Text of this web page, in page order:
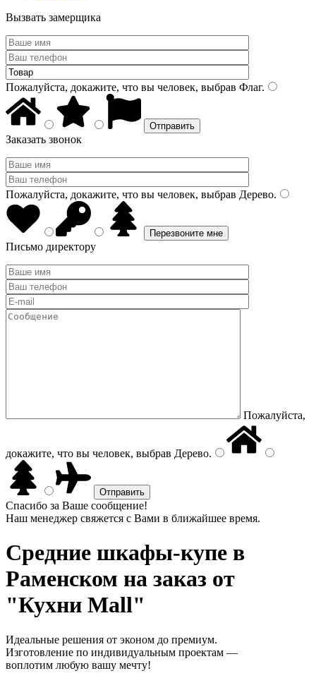
Вызвать замерщика
Пожалуйста, докажите, что вы человек, выбрав Флаг.
Заказать звонок
Пожалуйста, докажите, что вы человек, выбрав Дерево.
Письмо директору
Пожалуйста,
докажите, что вы человек, выбрав Дерево.
Спасибо за Ваше сообщение!
Наш менеджер свяжется с Вами в ближайшее время.
Средние шкафы-купе в
Раменском на заказ от
"Кухни Mall"
Идеальные решения от эконом до премиум.
Изготовление по индивидуальным проектам —
воплотим любую вашу мечту!